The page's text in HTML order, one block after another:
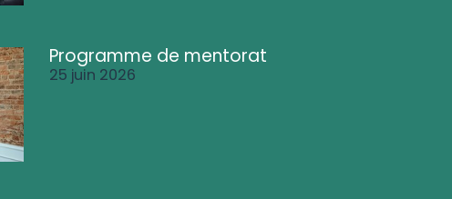
Programme de mentorat
25 juin 2026